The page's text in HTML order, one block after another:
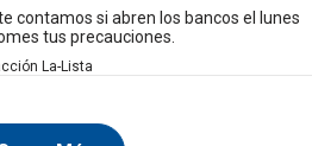
contamos si abren los bancos el lunes
tus precauciones.
La-Lista